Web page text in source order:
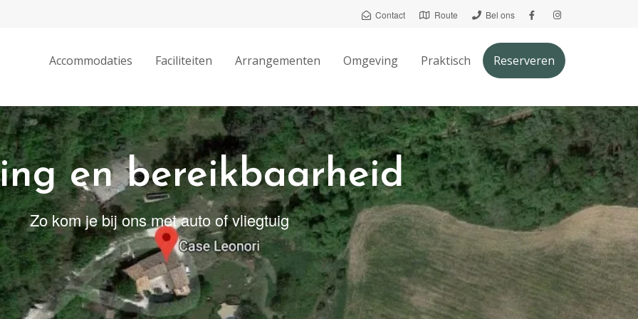
Contact Route Bel ons
Accommodaties Faciliteiten Arrangementen Omgeving Praktisch Reserveren
en bereikbaarheid
Zo kom je bij ons met auto of vliegtuig